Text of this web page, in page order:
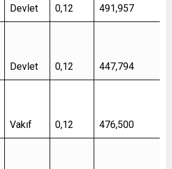
Devlet 0,12 491,957
Devlet 0,12 447,794
Vakıf 0,12 476,500